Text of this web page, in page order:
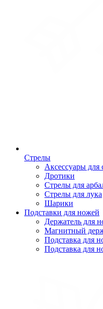
Стрелы
Аксессуары для
Дротики
Стрелы для
Стрелы для лука
Шарики
Подставки для ножей
Держатель для
Магнитный
Подставка для
Подставка для